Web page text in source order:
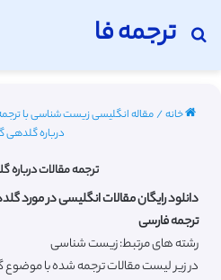
ترجمه فا
جستجو برای
خانه/مقاله انگلیسی زیست شناسی با ترجمه فارسی
درباره گلدهی
ترجمه مقالات
ترجمه فارسی
رشته های مرتبط: زیست شناسی
در زیر لیست مقالات ترجمه شده با